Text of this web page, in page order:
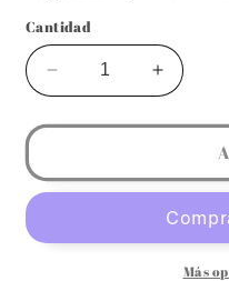
Cantidad
Reducir
cantidad
para
WW2
NSFK
FLIEGERKORPS
SPONSORING
cantidad
para
WW2
NSFK
Más